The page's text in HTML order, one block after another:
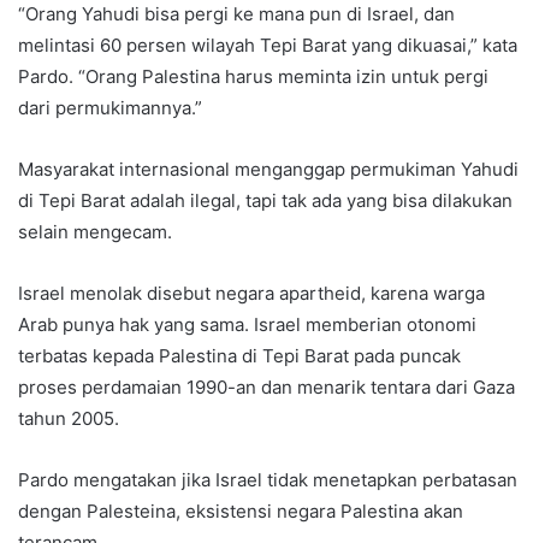
“Orang Yahudi bisa pergi ke mana pun di Israel, dan
melintasi 60 persen wilayah Tepi Barat yang dikuasai,” kata
Pardo. “Orang Palestina harus meminta izin untuk pergi
dari permukimannya.”
Masyarakat internasional menganggap permukiman Yahudi
di Tepi Barat adalah ilegal, tapi tak ada yang bisa dilakukan
selain mengecam.
Israel menolak disebut negara apartheid, karena warga
Arab punya hak yang sama. Israel memberian otonomi
terbatas kepada Palestina di Tepi Barat pada puncak
proses perdamaian 1990-an dan menarik tentara dari Gaza
tahun 2005.
Pardo mengatakan jika Israel tidak menetapkan perbatasan
dengan Palesteina, eksistensi negara Palestina akan